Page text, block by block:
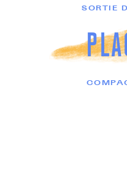
SORTIE